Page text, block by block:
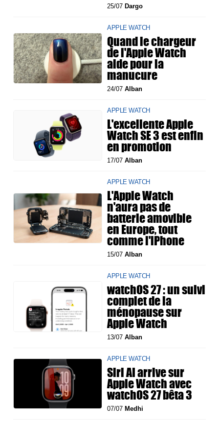
25/07 Dargo
APPLE WATCH
Quand le chargeur
de l'Apple Watch
aide pour la
manucure
24/07Alban
APPLE WATCH
L'excellente Apple
Watch SE 3 est enfin
en promotion
17/07Alban
APPLE WATCH
L'Apple Watch
n'aura pas de
batterie amovible
en Europe, tout
comme l'iPhone
15/07Alban
APPLE WATCH
watchOS 27 : un suivi
complet de la
ménopause sur
Apple Watch
13/07Alban
APPLE WATCH
Siri AI arrive sur
Apple Watch avec
watchOS 27 bêta 3
07/07 Medhi